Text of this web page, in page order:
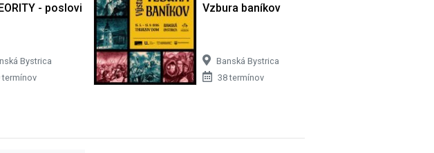
- poslovia z vesmíru
Bystrica
termínov
Vzbura baníkov
Banská Bystrica
38 termínov